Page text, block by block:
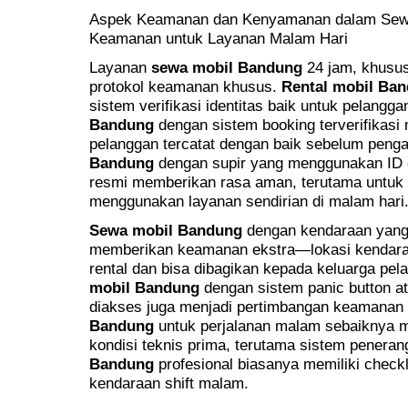
Aspek Keamanan dan Kenyamanan dalam
Keamanan untuk Layanan Malam Hari
Layanan sewa mobil Bandung 24 jam,
protokol keamanan khusus. Rental mobil
sistem verifikasi identitas baik untuk
Bandung dengan sistem booking terverifikasi
pelanggan tercatat dengan baik sebelum
Bandung dengan supir yang menggunakan
resmi memberikan rasa aman, terutama
menggunakan layanan sendirian di malam hari.
Sewa mobil Bandung dengan kendaraan
memberikan keamanan ekstra—lokasi
rental dan bisa dibagikan kepada keluarga
mobil Bandung dengan sistem panic button
diakses juga menjadi pertimbangan
Bandung untuk perjalanan malam sebaiknya
kondisi teknis prima, terutama sistem
Bandung profesional biasanya memiliki
kendaraan shift malam.